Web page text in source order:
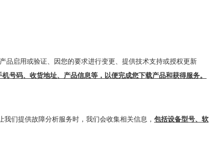
品启用或验证、因您的要求进行变更、提供技术支持或授权更新
号码、收货地址、产品信息等，以便完成您下载产品和获得服务。
们提供故障分析服务时，我们会收集相关信息， 包括设备型号、软